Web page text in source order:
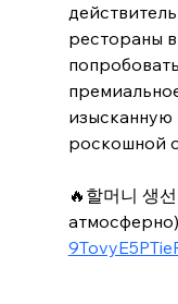
рестораны
роскошной
🔥할머니 생